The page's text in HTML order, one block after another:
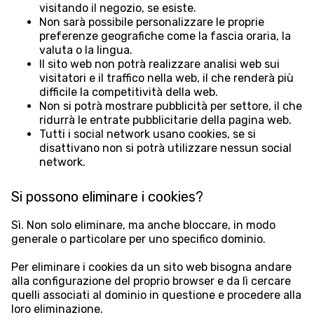
visitando il negozio, se esiste.
Non sarà possibile personalizzare le proprie
preferenze geografiche come la fascia oraria, la
valuta o la lingua.
Il sito web non potrà realizzare analisi web sui
visitatori e il traffico nella web, il che renderà più
difficile la competitività della web.
Non si potrà mostrare pubblicità per settore, il che
ridurrà le entrate pubblicitarie della pagina web.
Tutti i social network usano cookies, se si
disattivano non si potrà utilizzare nessun social
network.
Si possono eliminare i cookies?
Sì. Non solo eliminare, ma anche bloccare, in modo
generale o particolare per uno specifico dominio.
Per eliminare i cookies da un sito web bisogna andare
alla configurazione del proprio browser e da lì cercare
quelli associati al dominio in questione e procedere alla
loro eliminazione.